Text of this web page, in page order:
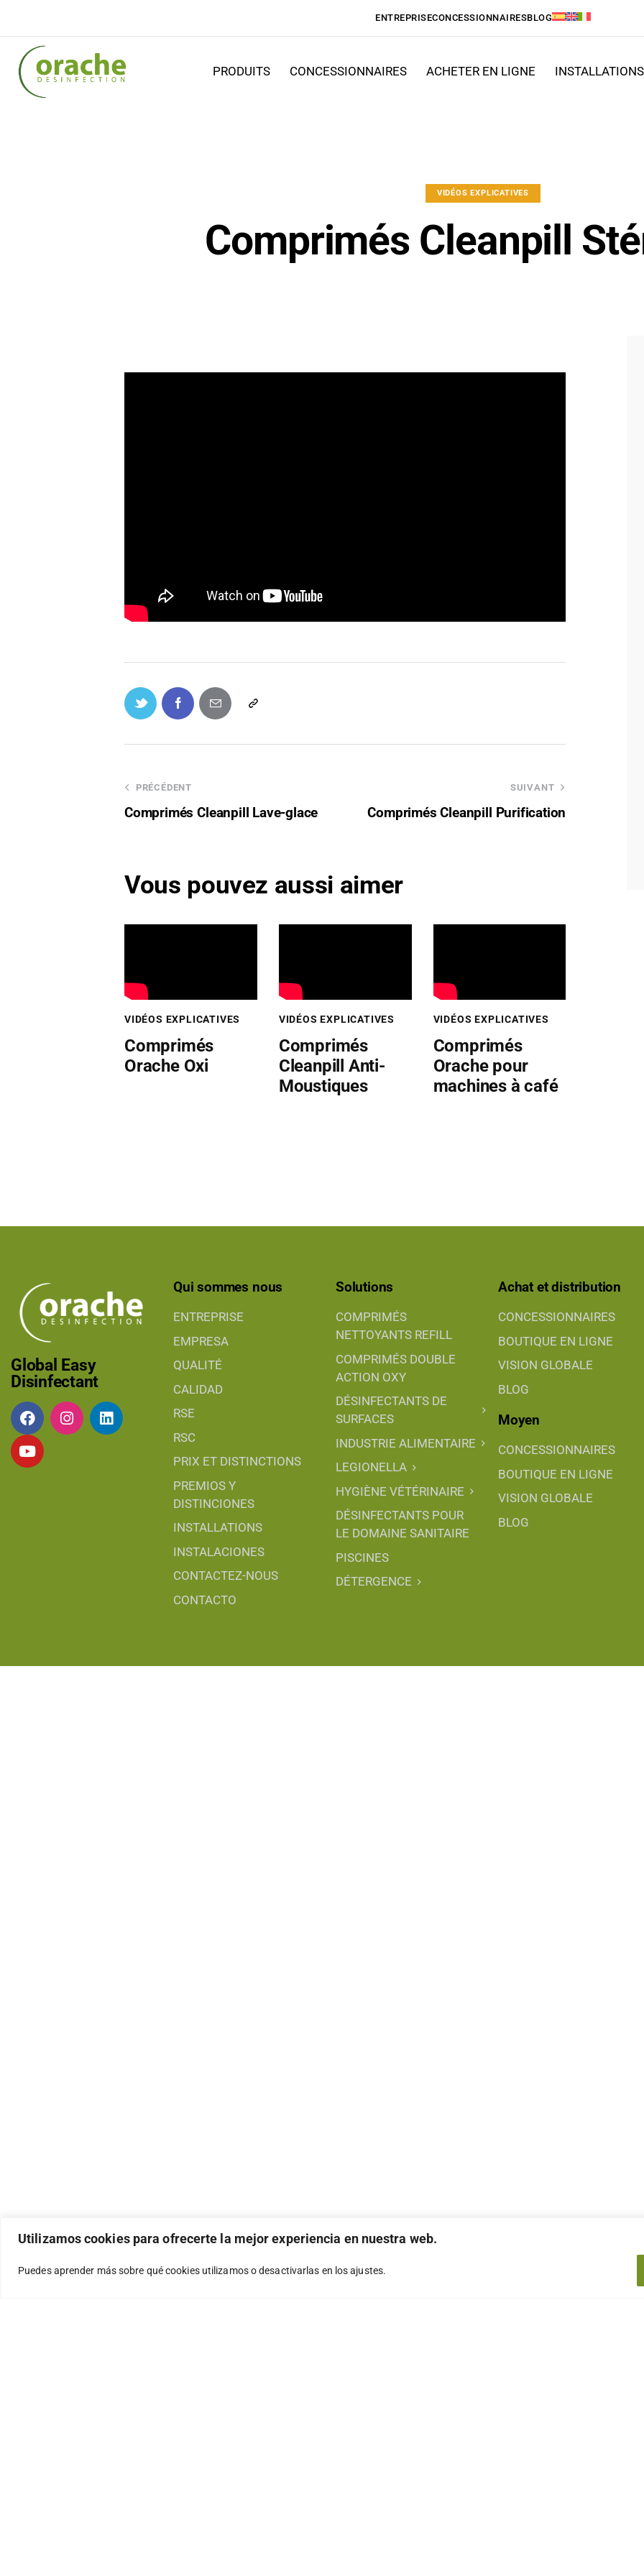
Utilizamos cookies para ofrecerte la mejor experiencia en nuestra web.
Puedes aprender más sobre qué cookies utilizamos o desactivarlas en losajustes.
ENTREPRISECONCESSIONNAIRESBLOG
PRODUITS CONCESSIONNAIRES ACHETER EN LIGNE INSTALLATIONS
VIDÉOS EXPLICATIVES
Comprimés Cleanpill
PRÉCÉDENT
Comprimés Cleanpill Lave-glace
SUIVANT
Comprimés Cleanpill Purification
Vous pouvez aussi aimer
VIDÉOS EXPLICATIVES
Comprimés
Orache Oxi
VIDÉOS EXPLICATIVES
Comprimés
Cleanpill Anti-
Moustiques
VIDÉOS EXPLICATIVES
Comprimés
Orache pour
machines à café
Global Easy
Disinfectant
Qui sommes nous
ENTREPRISE
EMPRESA
QUALITÉ
CALIDAD
RSE
RSC
PRIX ET DISTINCTIONS
PREMIOS Y
DISTINCIONES
INSTALLATIONS
INSTALACIONES
CONTACTEZ-NOUS
CONTACTO
Solutions
COMPRIMÉS
NETTOYANTS REFILL
COMPRIMÉS DOUBLE
ACTION OXY
DÉSINFECTANTS DE
SURFACES
INDUSTRIE ALIMENTAIRE
LEGIONELLA
HYGIÈNE VÉTÉRINAIRE
DÉSINFECTANTS POUR
LE DOMAINE SANITAIRE
PISCINES
DÉTERGENCE
Achat et distribution
CONCESSIONNAIRES
BOUTIQUE EN LIGNE
VISION GLOBALE
BLOG
Moyen
CONCESSIONNAIRES
BOUTIQUE EN LIGNE
VISION GLOBALE
BLOG